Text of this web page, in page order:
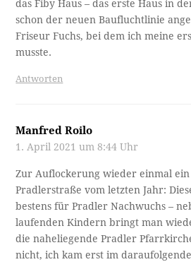
das Fiby Haus – das erste Haus in
schon der neuen Baufluchtlinie
Friseur Fuchs, bei dem ich meine
musste.
Antworten
Manfred Roilo
1. April 2021 um 8:44 Uhr
Zur Auflockerung wieder einmal
Pradlerstraße vom letzten Jahr:
bestens für Pradler Nachwuchs –
laufenden Kindern bringt man
die naheliegende Pradler
nicht, ich kam erst im